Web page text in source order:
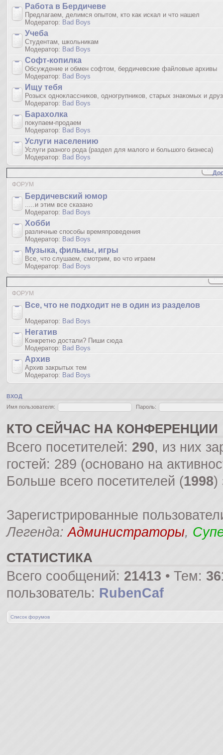
Работа в Бердичеве
Предлагаем, делимся опытом, кто как искал и что нашел
Модератор: Bad Boys
Учеба
Студентам, школьникам
Модератор: Bad Boys
Софт-копилка
Обсуждение и обмен софтом, бердичевские файловые архивы
Модератор: Bad Boys
Ищу тебя
Розыск одноклассников, одногрупников, старых знакомых и
Модератор: Bad Boys
Барахолка
покупаем-продаем
Модератор: Bad Boys
Услуги населению
Услуги разного рода (раздел для малого и большого бизнеса)
Модератор: Bad Boys
ФОРУМ
Бердичевский юмop
.....и этим все сказано
Модератор: Bad Boys
Хобби
различные способы времяпроведения
Модератор: Bad Boys
Музыка, фильмы, игры
Все, что слушаем, смотрим, во что играем
Модератор: Bad Boys
ФОРУМ
Все, что не подходит не в один из разделов
Модератор: Bad Boys
Негатив
Конкретно достали? Пиши сюда
Модератор: Bad Boys
Архив
Архив закрытых тем
Модератор: Bad Boys
ВХОД
Имя пользователя:
Пароль:
КТО СЕЙЧАС НА КОНФЕРЕНЦИИ
Всего посетителей: 290, из них
гостей: 289 (основано на
Больше всего посетителей (1998)
Зарегистрированные
Легенда:Администраторы,
СТАТИСТИКА
Всего сообщений: 21413 • Тем:
пользователь: RubenCaf
Список форумов